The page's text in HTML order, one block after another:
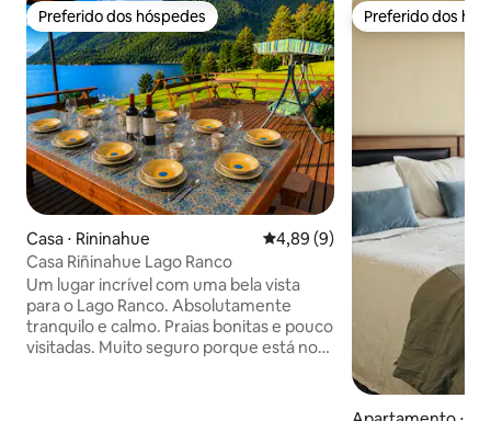
Preferido dos hóspedes
Preferido dos hóspedes
Casa ⋅ Rininahue 4,89 de uma avaliação média
4,89 (9)
Casa Riñinahue Lago Ranco
Um lugar incrível com uma bela vista
para o Lago Ranco. Absolutamente
tranquilo e calmo. Praias bonitas e pouco
visitadas. Muito seguro porque está no
Preferido dos
Preferido dos